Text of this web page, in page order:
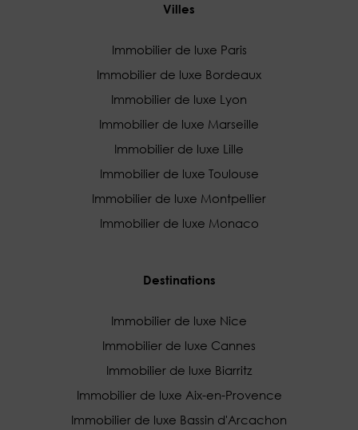
Villes
Immobilier de luxe Paris
Immobilier de luxe Bordeaux
Immobilier de luxe Lyon
Immobilier de luxe Marseille
Immobilier de luxe Lille
Immobilier de luxe Toulouse
Immobilier de luxe Montpellier
Immobilier de luxe Monaco
Destinations
Immobilier de luxe Nice
Immobilier de luxe Cannes
Immobilier de luxe Biarritz
Immobilier de luxe Aix-en-Provence
Immobilier de luxe Bassin d'Arcachon